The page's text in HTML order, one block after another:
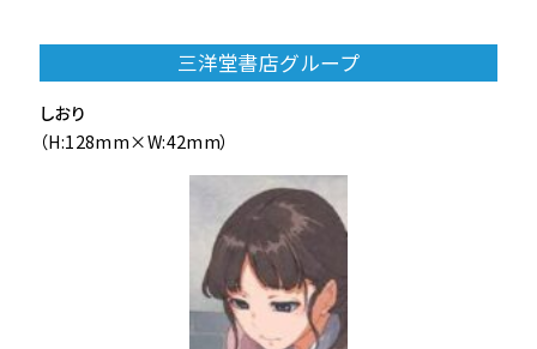
三洋堂書店グループ
しおり
（H:128mm×W:42mm）